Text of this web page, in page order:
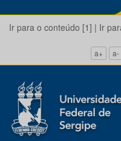
Ir para o conteúdo [1] | Ir
a+ a-